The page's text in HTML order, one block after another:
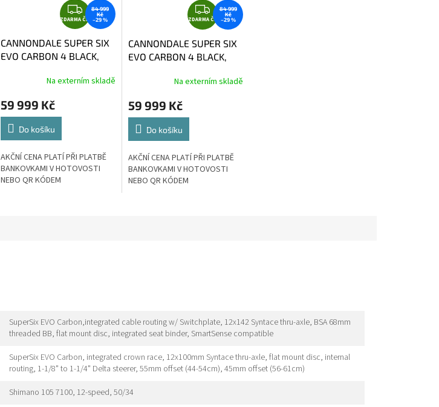
Z
D
A
R
A
ZDARMA ČR
84 999
Kč
–29 %
CANNONDALE SUPER SIX
EVO CARBON 4 BLACK,
Na externím skladě
59 999 Kč
Do košíku
AKČNÍ CENA PLATÍ PŘI PLATBĚ
BANKOVKAMI V HOTOVOSTI
NEBO QR KÓDEM
Z
D
A
R
A
ZDARMA ČR
84 999
Kč
–29 %
CANNONDALE SUPER SIX
EVO CARBON 4 BLACK,
Na externím skladě
59 999 Kč
Do košíku
AKČNÍ CENA PLATÍ PŘI PLATBĚ
BANKOVKAMI V HOTOVOSTI
NEBO QR KÓDEM
SuperSix EVO Carbon,integrated cable routing w/ Switchplate, 12x142 Syntace thru-axle, BSA 68mm
threaded BB, flat mount disc, integrated seat binder, SmartSense compatible
SuperSix EVO Carbon, integrated crown race, 12x100mm Syntace thru-axle, flat mount disc, internal
routing, 1-1/8" to 1-1/4" Delta steerer, 55mm offset (44-54cm), 45mm offset (56-61cm)
Shimano 105 7100, 12-speed, 50/34